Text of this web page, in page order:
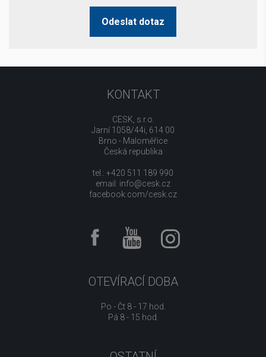
Odeslat dotaz
KONTAKT
CESK, s.r.o.
Jarní 1058/44i, 614 00
Brno - Maloměřice
Česká republika
tel.: +420 511 189 990
email: info@cesk.cz
facebook.com/cesk.cz
OTEVÍRACÍ DOBA
Po - Čt 8 - 17 hod.
Pá 8 - 15 hod.